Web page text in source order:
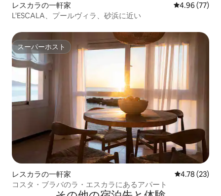
レスカラの一軒家 レビュー77
4.96 (77)
L'ESCALA、プールヴィラ、砂浜に近い
スーパーホスト
スーパーホスト
レスカラの一軒家 レビュー23
4.78 (23)
コスタ・ブラバのラ・エスカラにあるアパート